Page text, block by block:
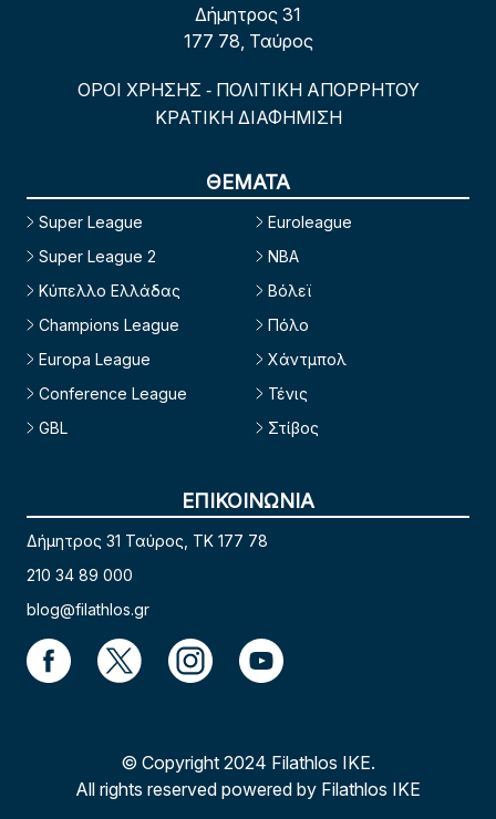
Δήμητρος 31
177 78, Ταύρος
ΟΡΟΙ ΧΡΗΣΗΣ - ΠΟΛΙΤΙΚΗ ΑΠΟΡΡΗΤΟΥ
ΚΡΑΤΙΚΗ ΔΙΑΦΗΜΙΣΗ
ΘΕΜΑΤΑ
Super League
Super League 2
Κύπελλο Ελλάδας
Champions League
Europa League
Conference League
GBL
Euroleague
NBA
Βόλεϊ
Πόλο
Χάντμπολ
Τένις
Στίβος
ΕΠΙΚΟΙΝΩΝΙΑ
Δήμητρος 31 Ταύρος, TK 177 78
210 34 89 000
blog@filathlos.gr
© Copyright 2024 Filathlos ΙΚΕ.
All rights reserved powered by Filathlos ΙΚΕ